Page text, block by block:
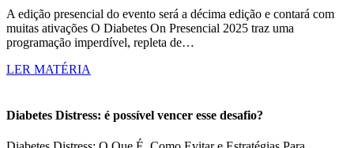
A edição presencial do evento será a décima edição e contará com
muitas ativações O Diabetes On Presencial 2025 traz uma
programação imperdível, repleta de…
LER MATÉRIA
Diabetes Distress: é possível vencer esse desafio?